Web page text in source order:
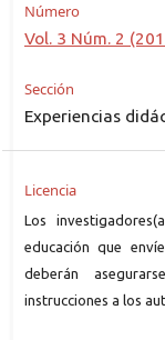
Número
Vol. 3 Núm. 2
Sección
Experiencias
Licencia
Los
educación que
deberán
instrucciones a los